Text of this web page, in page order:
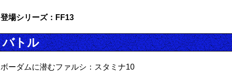
登場シリーズ：FF13
バトル
ボーダムに潜むファルシ：スタミナ10